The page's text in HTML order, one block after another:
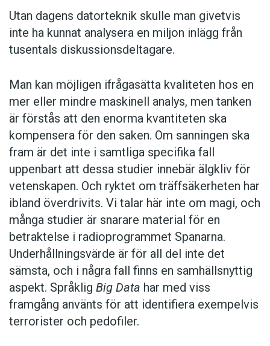
Utan dagens datorteknik skulle man givetvis
inte ha kunnat analysera en miljon inlägg från
tusentals diskussionsdeltagare.
Man kan möjligen ifrågasätta kvaliteten hos en
mer eller mindre maskinell analys, men tanken
är förstås att den enorma kvantiteten ska
kompensera för den saken. Om sanningen ska
fram är det inte i samtliga specifika fall
uppenbart att dessa studier innebär älgkliv för
vetenskapen. Och ryktet om träffsäkerheten har
ibland överdrivits. Vi talar här inte om magi, och
många studier är snarare material för en
betraktelse i radioprogrammet Spanarna.
Underhållningsvärde är för all del inte det
sämsta, och i några fall finns en samhällsnyttig
aspekt. Språklig Big Data har med viss
framgång använts för att identifiera exempelvis
terrorister och pedofiler.